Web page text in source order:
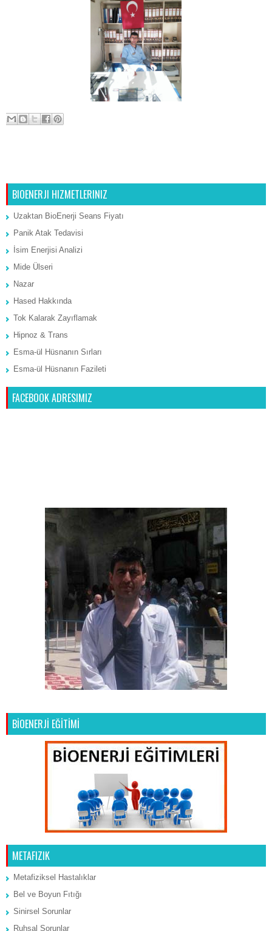
Konya,hacamat Konya,konyada
hacamat,erkek hacamat,bayan
hacamat,çocuk hacamat,
uzmanı Konya,Hacamat tedavi
merkezi Konya,Sertifikalı
Hacamat uzmanı,diplomalı
BIOENERJI HIZMETLERINIZ
Uzaktan BioEnerji Seans Fiyatı
Panik Atak Tedavisi
İsim Enerjisi Analizi
Mide Ülseri
Nazar
Hased Hakkında
Tok Kalarak Zayıflamak
Hipnoz & Trans
Esma-ül Hüsnanın Sırları
Esma-ül Hüsnanın Fazileti
FACEBOOK ADRESIMIZ
BİOENERJİ EĞİTİMİ
METAFIZIK
Metafiziksel Hastalıklar
Bel ve Boyun Fıtığı
Sinirsel Sorunlar
Ruhsal Sorunlar